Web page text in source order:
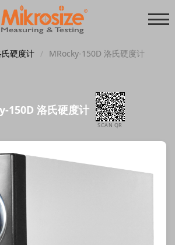
硬度计 / MRocky-150D 洛氏硬度计
150D 洛氏硬度计
SCAN QR